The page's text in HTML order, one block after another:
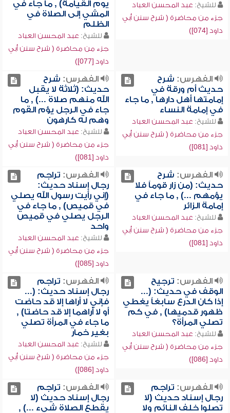
للشيخ: عبد المحسن العباد
جزء من محاضرة ( شرح سنن أبي
داود [074])
يوم القيامة) , ما جاء في
المشي إلى الصلاة في
الظلم
للشيخ: عبد المحسن العباد
جزء من محاضرة ( شرح سنن أبي
داود [077])
الفهرس: شرح
حديث أم ورقة في
إمامتها أهل دارها , ما جاء
في إمامة النساء
للشيخ: عبد المحسن العباد
جزء من محاضرة ( شرح سنن أبي
داود [081])
الفهرس: شرح
حديث: (ثلاثة لا يقبل
الله منهم صلاة ...) , ما
جاء في الرجل يؤم القوم
وهم له كارهون
للشيخ: عبد المحسن العباد
جزء من محاضرة ( شرح سنن أبي
داود [081])
الفهرس: شرح
حديث: (من زار قوماً فلا
يؤمهم ...) , ما جاء في
إمامة الزائر
للشيخ: عبد المحسن العباد
جزء من محاضرة ( شرح سنن أبي
داود [081])
الفهرس: تراجم
رجال إسناد حديث:
(إني رأيت رسول الله يصلي
في قميص) , ما جاء في
الرجل يصلي في قميص
واحد
للشيخ: عبد المحسن العباد
جزء من محاضرة ( شرح سنن أبي
داود [085])
الفهرس: ترجيح
الوقف في حديث: (...
إذا كان الدرع سابغاً يغطي
ظهور قدميها) , في كم
تصلي المرأة؟
للشيخ: عبد المحسن العباد
جزء من محاضرة ( شرح سنن أبي
داود [086])
الفهرس: تراجم
رجال إسناد حديث: (...
فإني لا أراها إلا قد حاضت
أو لا أراهما إلا قد حاضتا) ,
ما جاء في المرأة تصلي
بغير خمار
للشيخ: عبد المحسن العباد
جزء من محاضرة ( شرح سنن أبي
داود [086])
الفهرس: تراجم
رجال إسناد حديث (لا
تصلوا خلف النائم ولا
الفهرس: تراجم
رجال إسناد حديث (لا
يقطع الصلاة شيء ...) ,